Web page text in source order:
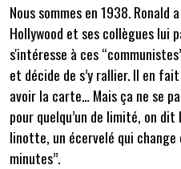
Nous sommes en 1938. Ronald
Hollywood et ses collègues lui
s'intéresse à ces
et décide de s’y rallier. Il en
avoir la carte… Mais ça ne se
pour quelqu’un de limité, on
linotte, un écervelé qui change
minutes”.